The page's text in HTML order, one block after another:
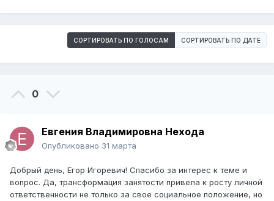
СОРТИРОВАТЬ ПО ГОЛОСАМ СОРТИРОВАТЬ ПО ДАТЕ
0
Евгения Владимировна Нехода
Опубликовано 31 марта
Добрый день, Егор Игоревич! Спасибо за интерес к теме и
вопрос. Да, трансформация занятости привела к росту личной
ответственности не только за свое социальное положение, но